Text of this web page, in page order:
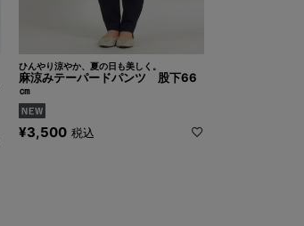
ひんやり涼やか、夏の日も美しく。
麻涼みテーパードパンツ 股下66
㎝
¥3,500 税込